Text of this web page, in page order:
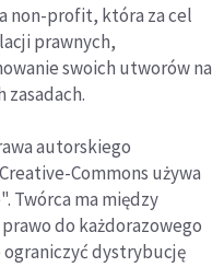
non-profit, która za cel
prawnych,
swoich utworów na
autorskiego
Commons używa
Twórca ma między
do każdorazowego
dystrybucję